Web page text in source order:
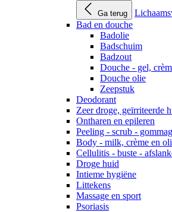
Ga terug
Bad en douche
Badolie
Badschuim
Badzout
Douche - gel,
Douche olie
Zeepstuk
Deodorant
Zeer droge, geïrriteerde
Ontharen en epileren
Peeling - scrub -
Body - milk, crème en
Cellulitis - buste -
Droge huid
Intieme hygiëne
Littekens
Massage en sport
Psoriasis